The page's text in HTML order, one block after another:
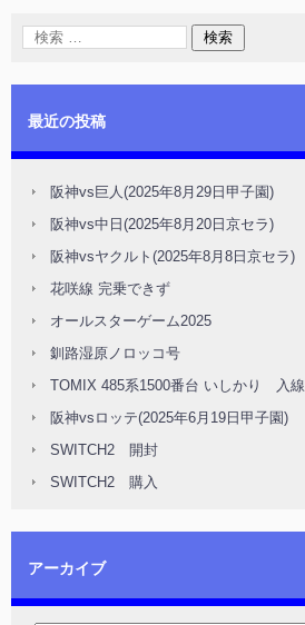
最近の投稿
阪神vs巨人(2025年8月29日甲子園)
阪神vs中日(2025年8月20日京セラ)
阪神vsヤクルト(2025年8月8日京セラ)
花咲線 完乗できず
オールスターゲーム2025
釧路湿原ノロッコ号
TOMIX 485系1500番台 いしかり 入線
阪神vsロッテ(2025年6月19日甲子園)
SWITCH2 開封
SWITCH2 購入
アーカイブ